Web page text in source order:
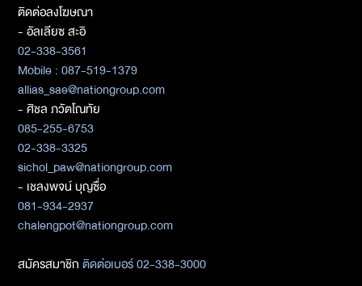
ติดต่อลงโฆษณา
- อัลเลียซ สะอิ
02-338-3561
Mobile : 087-519-1379
allias_sae@nationgroup.com
- ศิชล ภวัตโณทัย
085-255-6753
02-338-3325
sichol_paw@nationgroup.com
- เชลงพจน์ บุญซื่อ
081-934-2937
chalengpot@nationgroup.com
สมัครสมาชิกติดต่อเบอร์ 02-338-3000